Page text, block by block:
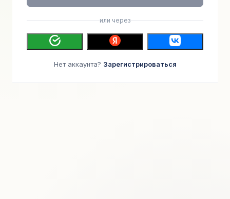
или через
Нет аккаунта? Зарегистрироваться